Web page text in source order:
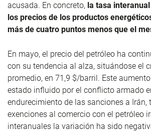
acusada. En concreto, la tasa
los precios de los productos
más de cuatro puntos menos que el
En mayo, el precio del petróleo ha
con su tendencia al alza, situándose el
promedio, en 71,9 $/barril. Este
estado influido por el conflicto armado
endurecimiento de las sanciones a Irán,
exenciones al comercio con el petróleo
interanuales la variación ha sido